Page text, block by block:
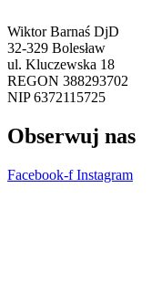
Wiktor Barnaś DjD
32-329 Bolesław
ul. Kluczewska 18
REGON 388293702
NIP 6372115725
Obserwuj nas
Facebook-f Instagram